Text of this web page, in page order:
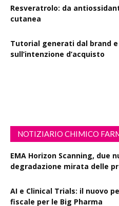
Resveratrolo: da
cutanea
Tutorial generati dal brand
sull’intenzione d’acquisto
NOTIZIARIO CHIMICO
EMA Horizon Scanning, due
degradazione mirata delle
AI e Clinical Trials: il nuovo
fiscale per le Big Pharma